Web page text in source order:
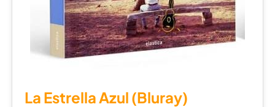
La Estrella Azul (Bluray)